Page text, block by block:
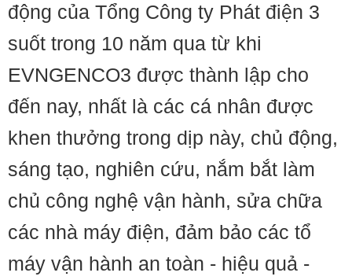
động của Tổng Công ty Phát điện 3
suốt trong 10 năm qua từ khi
EVNGENCO3 được thành lập cho
đến nay, nhất là các cá nhân được
khen thưởng trong dịp này, chủ động,
sáng tạo, nghiên cứu, nắm bắt làm
chủ công nghệ vận hành, sửa chữa
các nhà máy điện, đảm bảo các tổ
máy vận hành an toàn - hiệu quả -